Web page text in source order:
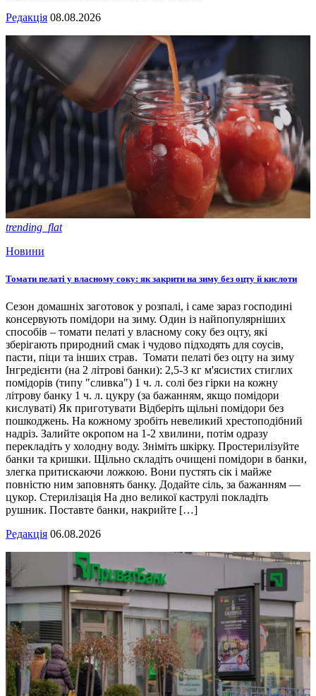
Редакція 08.08.2026
trending_flat
Новини
Томати пелаті у власному соку: як закрити на зиму без оцту й кислоти
Сезон домашніх заготовок у розпалі, і саме зараз господині
консервують помідори на зиму. Один із найпопулярніших
способів – томати пелаті у власному соку без оцту, які
зберігають природний смак і чудово підходять для соусів,
пасти, піци та інших страв. Томати пелаті без оцту на зиму
Інгредієнти (на 2 літрові банки): 2,5-3 кг м'ясистих стиглих
помідорів (типу "сливка") 1 ч. л. солі без гірки на кожну
літрову банку 1 ч. л. цукру (за бажанням, якщо помідори
кислуваті) Як приготувати Відберіть щільні помідори без
пошкоджень. На кожному зробіть невеликий хрестоподібний
надріз. Залийте окропом на 1-2 хвилини, потім одразу
перекладіть у холодну воду. Зніміть шкірку. Простерилізуйте
банки та кришки. Щільно складіть очищені помідори в банки,
злегка притискаючи ложкою. Вони пустять сік і майже
повністю ним заповнять банку. Додайте сіль, за бажанням —
цукор. Стерилізація На дно великої каструлі покладіть
рушник. Поставте банки, накрийте […]
Редакція 06.08.2026